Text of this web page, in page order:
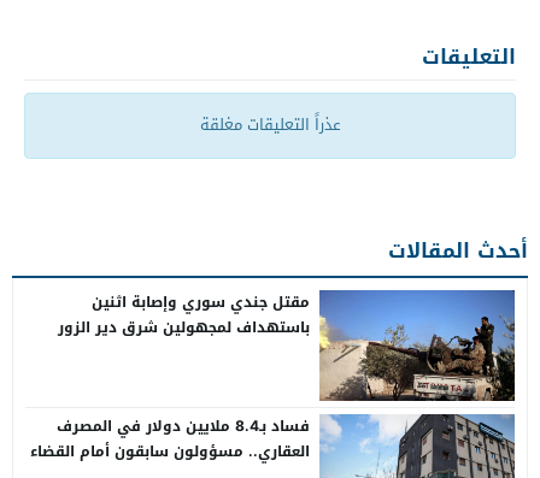
التعليقات
عذراً التعليقات مغلقة
أحدث المقالات
مقتل جندي سوري وإصابة اثنين
باستهداف لمجهولين شرق دير الزور
فساد بـ8.4 ملايين دولار في المصرف
العقاري.. مسؤولون سابقون أمام القضاء